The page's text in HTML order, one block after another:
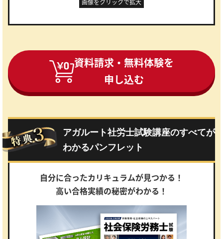
画像をクリックで拡大
資料請求・無料体験を
申し込む
アガルート社労士試験講座のすべてが
わかるパンフレット
自分に合ったカリキュラムが見つかる！
高い合格実績の秘密がわかる！